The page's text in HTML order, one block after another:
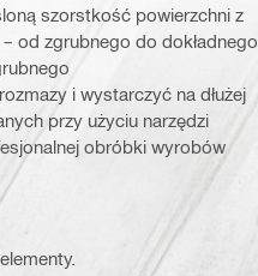
szorstkość powierzchni z
od zgrubnego do dokładnego
i wystarczyć na dłużej
przy użyciu narzędzi
obróbki wyrobów